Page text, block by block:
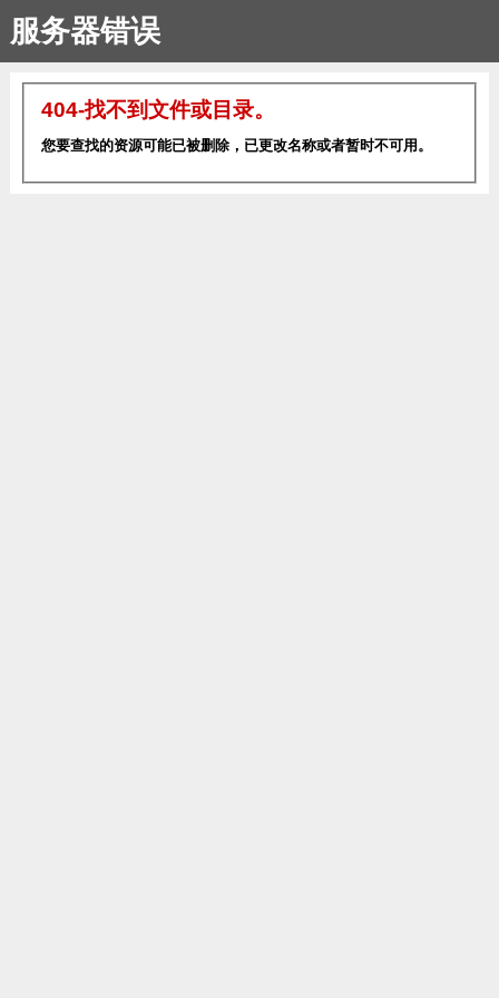
服务器错误
404-找不到文件或目录。
您要查找的资源可能已被删除，已更改名称或者暂时不可用。